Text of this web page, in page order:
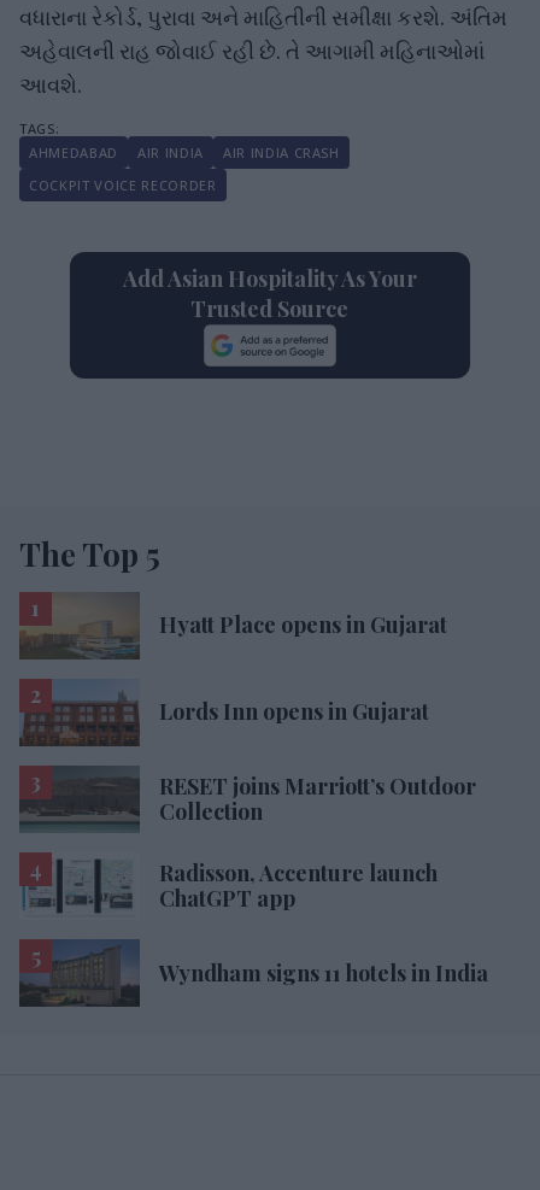
વધારાના રેકોર્ડ, પુરાવા અને માહિતીની સમીક્ષા કરશે. અંતિમ
અહેવાલની રાહ જોવાઈ રહી છે. તે આગામી મહિનાઓમાં
આવશે.
AHMEDABAD AIR INDIA
AIR INDIA CRASH
COCKPIT VOICE RECORDER
Add Asian Hospitality As Your
Trusted Source
The Top 5
Hyatt Place opens in Gujarat
Lords Inn opens in Gujarat
RESET joins Marriott’s Outdoor
Collection
Radisson, Accenture launch
ChatGPT app
Wyndham signs 11 hotels in India